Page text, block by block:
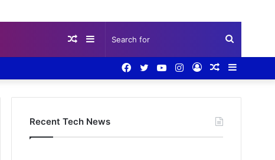
for
Sidebar
Random
Random
Log
Instagram
YouTube
Twitter
Facebook
Recent Tech News